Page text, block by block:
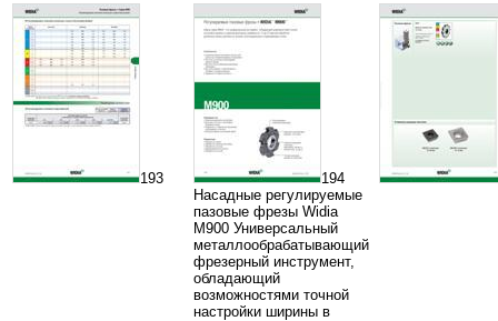
193
194
Насадные регулируемые
пазовые фрезы Widia
M900 Универсальный
металлообрабатывающий
фрезерный инструмент,
обладающий
возможностями точной
настройки ширины в